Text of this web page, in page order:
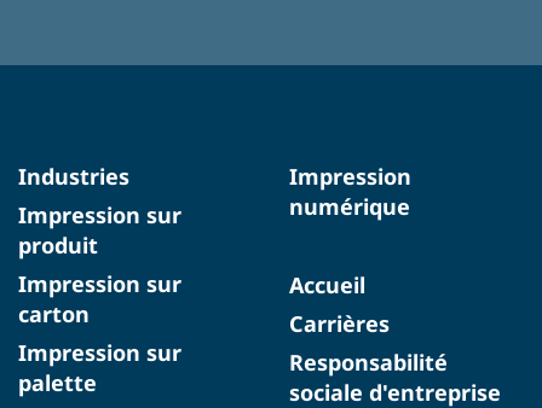
Industries
Impression sur
produit
Impression sur
carton
Impression sur
palette
Impression
numérique
Accueil
Carrières
Responsabilité
sociale d'entreprise